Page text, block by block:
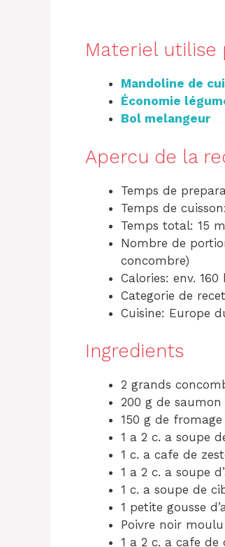
Materiel
Mandoline de
Économie
Bol melangeur
Apercu de la
Temps de
Temps de
Temps total: 15
Nombre de
concombre)
Calories: env.
Categorie de
Cuisine: Europe
Ingredients
2 grands
200 g de
150 g de
1 a 2 c. a soupe
1 c. a cafe de
1 a 2 c. a soupe
1 c. a soupe de
1 petite gousse
Poivre noir moulu
1 a 2 c. a cafe de